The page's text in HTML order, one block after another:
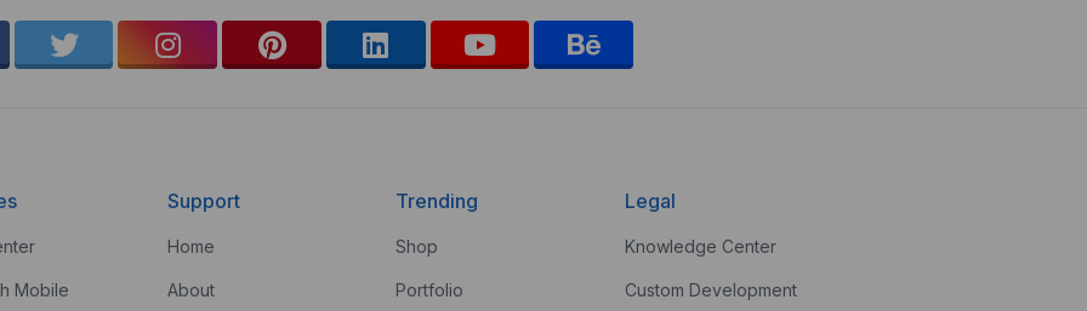
Mobile
Support
Home
About
Trending
Shop
Portfolio
Legal
Knowledge Center
Custom Development